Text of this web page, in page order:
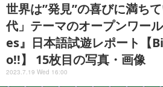
世界は”発見”の喜びに満ち
代」テーマのオープンワー
es』日本語試遊レポート【
o!!】 15枚目の写真・画像
2023.7.19 Wed 16:00